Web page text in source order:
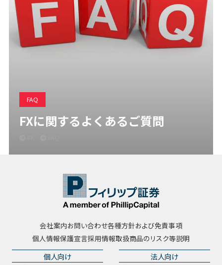
FAQ
FXに関するよくあるご質問
会社案内お問い合わせ各種方針および免責事項
個人情報保護宣言採用情報取扱商品のリスク等説明
個人向け 法人向け